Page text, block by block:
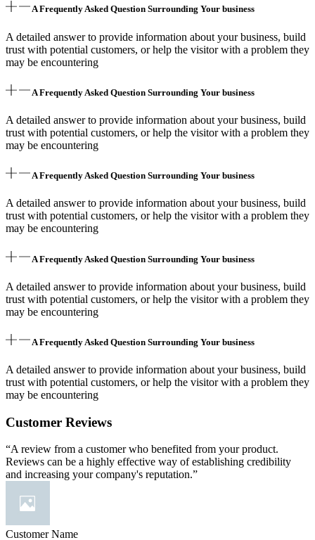
A Frequently Asked Question Surrounding Your business
A detailed answer to provide information about your business, build
trust with potential customers, or help the visitor with a problem they
may be encountering
A Frequently Asked Question Surrounding Your business
A detailed answer to provide information about your business, build
trust with potential customers, or help the visitor with a problem they
may be encountering
A Frequently Asked Question Surrounding Your business
A detailed answer to provide information about your business, build
trust with potential customers, or help the visitor with a problem they
may be encountering
A Frequently Asked Question Surrounding Your business
A detailed answer to provide information about your business, build
trust with potential customers, or help the visitor with a problem they
may be encountering
A Frequently Asked Question Surrounding Your business
A detailed answer to provide information about your business, build
trust with potential customers, or help the visitor with a problem they
may be encountering
Customer Reviews
“A review from a customer who benefited from your product.
Reviews can be a highly effective way of establishing credibility
and increasing your company's reputation.”
Customer Name